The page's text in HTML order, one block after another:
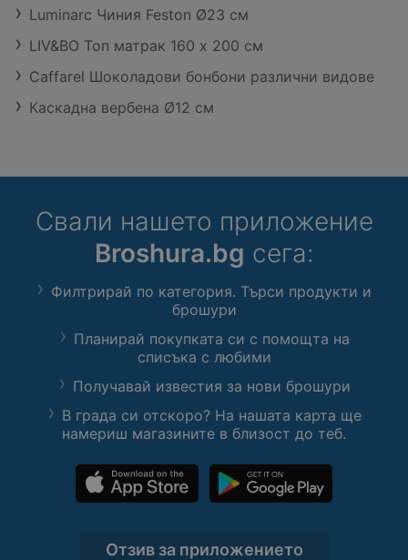
Luminarc Чиния Feston Ø23 см
LIV&BO Топ матрак 160 x 200 см
Caffarel Шоколадови бонбони различни видове
Каскадна вербена Ø12 см
Свали нашето приложение
Broshura.bg сега:
Филтрирай по категория. Търси продукти и
брошури
Планирай покупката си с помощта на
списъка с любими
Получавай известия за нови брошури
В града си отскоро? На нашата карта ще
намериш магазините в близост до теб.
Отзив за приложението